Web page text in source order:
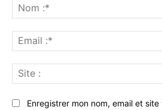
Enregistrer mon nom, email et